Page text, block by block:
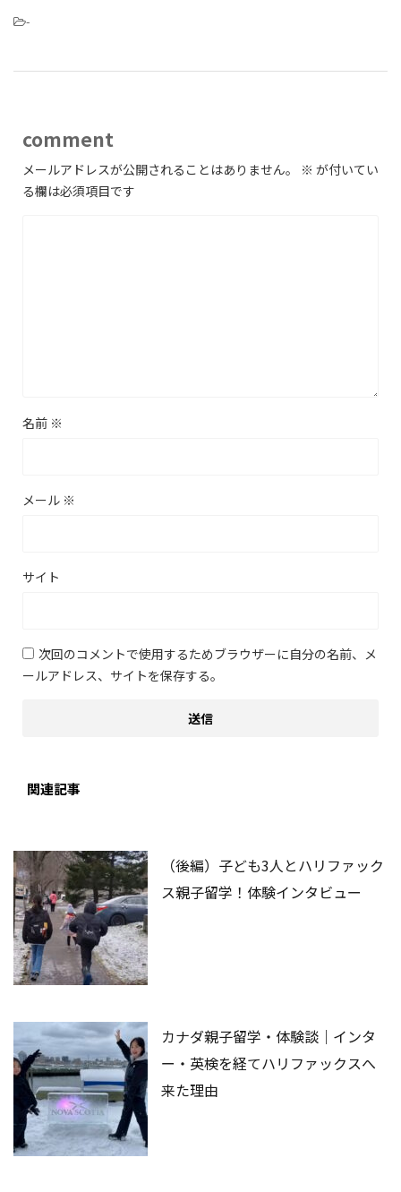
-
comment
メールアドレスが公開されることはありません。 ※ が付いてい
る欄は必須項目です
名前 ※
メール ※
サイト
次回のコメントで使用するためブラウザーに自分の名前、メ
ールアドレス、サイトを保存する。
関連記事
（後編）子ども3人とハリファック
ス親子留学！体験インタビュー
カナダ親子留学・体験談｜インタ
ー・英検を経てハリファックスへ
来た理由